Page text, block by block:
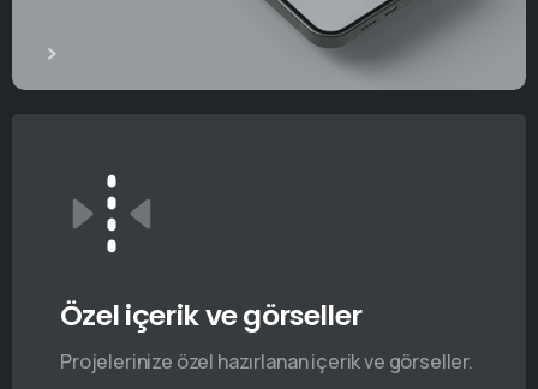
Özel içerik ve görseller
Projelerinize özel hazırlanan içerik ve görseller.